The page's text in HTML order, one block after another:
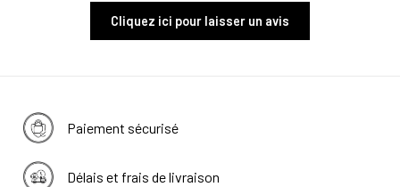
Cliquez ici pour laisser un avis
Paiement sécurisé
Délais et frais de livraison